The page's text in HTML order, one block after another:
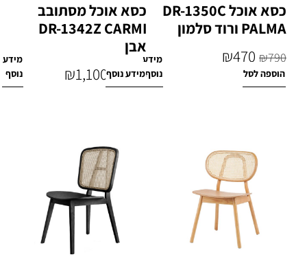
כסא אוכל DR-1350C
PALMA ורוד סלמון
₪790
₪470
הוספה לסל
מידע
נוסף
כסא אוכל מסתובב
DR-1342Z CARMI
אבן
₪1,600
₪1,100מידע נוסף
מידע
נוסף